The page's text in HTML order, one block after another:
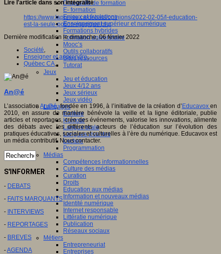
Dispositifs de formation
E- formation
Enjeux et évolutions
Enseignement supérieur et numérique
Formations hybrides
Formation universitaire
Mooc’s
Outils collaboratifs
Sites ressources
Tutorat
Jeux
Jeu et éducation
Jeux 4/12 ans
Jeux sérieux
Jeux vidéo
Langages
Ecriture
Humour
Langue orale
Langues vivantes
Lecture
Programmation
Médias
Compétences informationnelles
Culture des médias
Curation
Droits
Education aux médias
Information et nouveaux médias
Identité numérique
Internet responsable
Littératie numérique
Publication
Réseaux sociaux
Métiers
Entrepreneuriat
Entreprises
Lire l'article dans son intégralité
https://www.lapresse.ca/debats/opinions/2022-02-05/l-education-
est-la-seule-potion-magique.php
Dernière modification le dimanche, 06 février 2022
Société,
Enseigner et apprendre,
Québec CA,
An@é
L’associationAn@é, fondée en 1996, à l’initiative de la création d’ Educavoxen
2010, en assure de manière bénévole la veille et la ligne éditoriale, publie
articles et reportages, crée des événements, valorise les innovations, alimente
des débats avec les différents acteurs de l’éducation sur l’évolution des
pratiques éducatives, sociales et culturelles à l’ère du numérique. Educavox est
un média contributif. Nous contacter.
S'INFORMER
- DEBATS
- FAITS MARQUANTS
- INTERVIEWS
- REPORTAGES
- BREVES
-AGENDA